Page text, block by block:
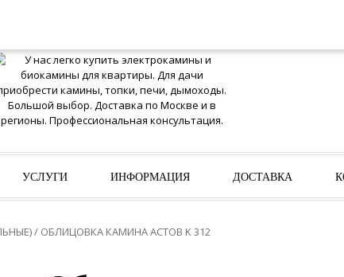
УСЛУГИ ИНФОРМАЦИЯ ДОСТАВКА
/ ОБЛИЦОВКА КАМИНА АСТОВ K 312